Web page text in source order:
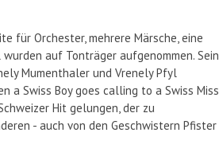
für Orchester, mehrere Märsche, eine
auf Tonträger aufgenommen. Sein
Mumenthaler und Vrenely Pfyl
a Swiss Boy goes calling to a Swiss Miss
Hit gelungen, der zu
- auch von den Geschwistern Pfister